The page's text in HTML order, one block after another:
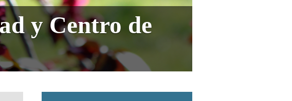
y Centro de